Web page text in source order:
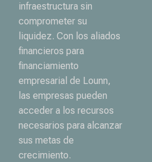
infraestructura sin
comprometer su
liquidez. Con los aliados
financieros para
financiamiento
empresarial de Lounn,
las empresas pueden
acceder a los recursos
necesarios para alcanzar
sus metas de
crecimiento.